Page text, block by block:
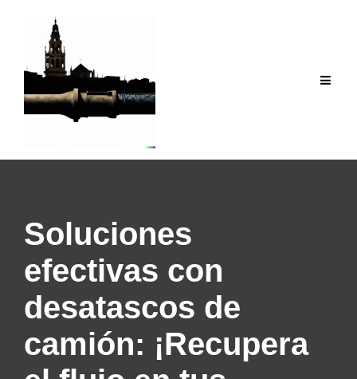
contenido
Soluciones
efectivas con
desatascos de
camión: ¡Recupera